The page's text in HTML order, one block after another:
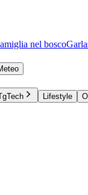
nel bosco
Lifestyle